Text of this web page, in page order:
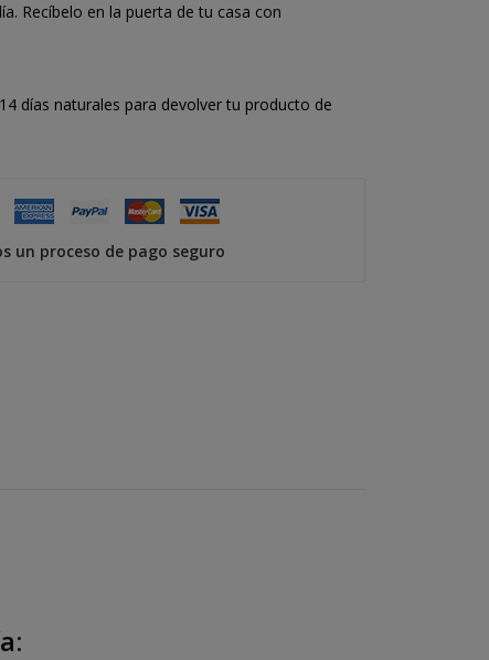
Recíbelo en la puerta de tu casa con
días naturales para devolver tu producto de
un proceso de pago seguro